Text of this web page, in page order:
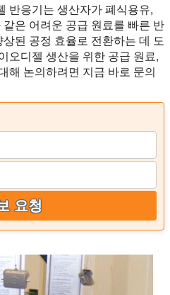
반응기는 생산자가 폐식용유,
은 어려운 공급 원료를 빠른 반
된 공정 효율로 전환하는 데 도
오디젤 생산을 위한 공급 원료,
해 논의하려면 지금 바로 문의
요청